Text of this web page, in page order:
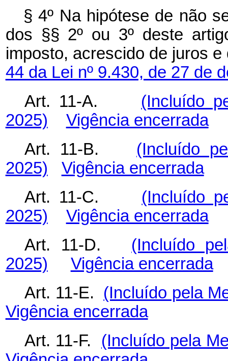
§ 4º Na hipótese de não
dos §§ 2º ou 3º deste
imposto, acrescido de juros
44 da Lei nº 9.430, de 27 de
Art. 11-A. (Incluído
2025)
Vigência encerrada
Art. 11-B. (Incluído
2025)
Vigência encerrada
Art. 11-C. (Incluído
2025)
Vigência encerrada
Art. 11-D. (Incluído
2025)
Vigência encerrada
Art. 11-E. (Incluído pela
Vigência encerrada
Art. 11-F. (Incluído pela